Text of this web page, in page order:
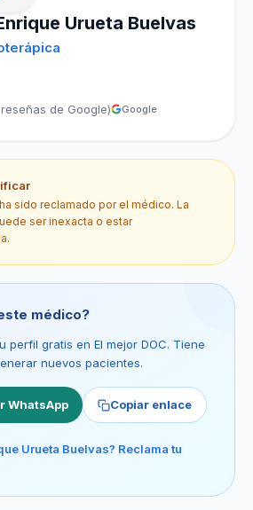
Urueta Buelvas
reseñas de Google) Google
sido reclamado por el médico. La
ser inexacta o estar
médico?
perfil gratis en El mejor DOC. Tiene
nuevos pacientes.
WhatsApp Copiar enlace
Urueta Buelvas? Reclama tu